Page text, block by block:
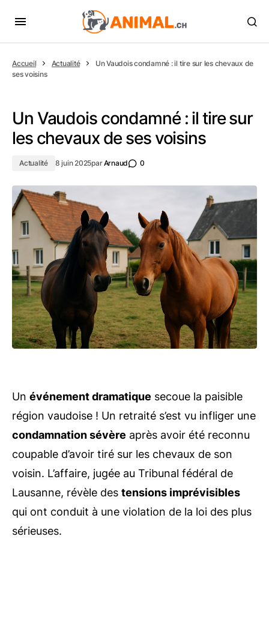
Accueil Actualité
Un Vaudois condamné : il tire sur les chevaux de
ses voisins
Un Vaudois condamné : il tire sur
les chevaux de ses voisins
Actualité 8 juin 2025parArnaud 0
Un événement dramatique secoue la paisible
région vaudoise ! Un retraité s’est vu infliger une
condamnation sévère après avoir été reconnu
coupable d’avoir tiré sur les chevaux de son
voisin. L’affaire, jugée au Tribunal fédéral de
Lausanne, révèle des tensions imprévisibles
qui ont conduit à une violation de la loi des plus
sérieuses.